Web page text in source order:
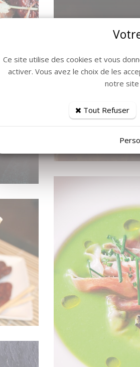
Ce site utilise des cookies et vous
activer. Vous avez le choix de les
notre
Tout Refuser